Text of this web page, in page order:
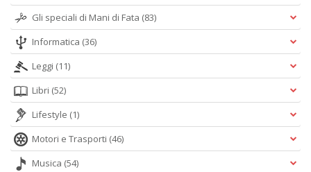
Gli speciali di Mani di Fata (83)
Informatica (36)
Leggi (11)
Libri (52)
Lifestyle (1)
Motori e Trasporti (46)
Musica (54)